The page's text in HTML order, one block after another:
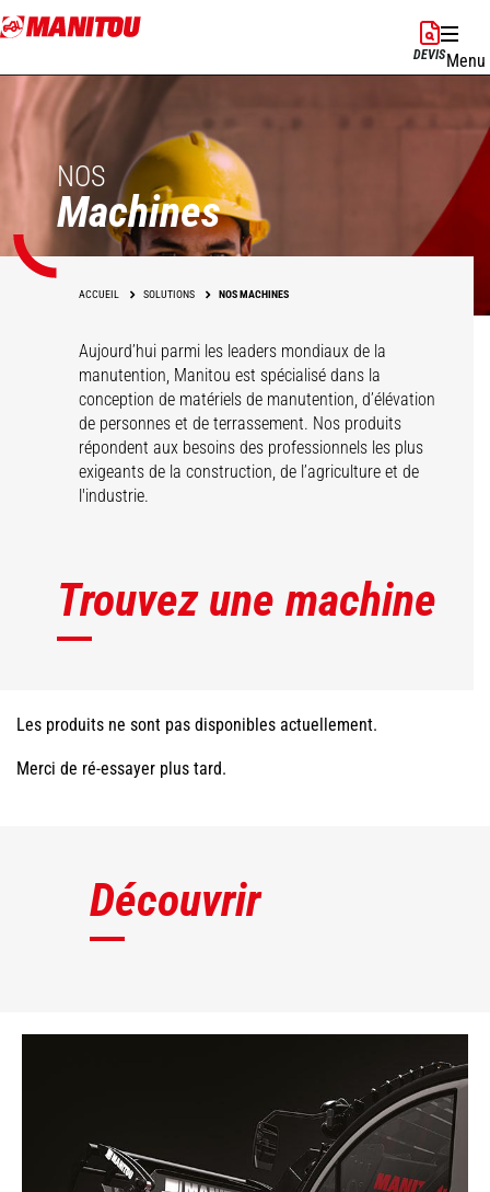
Aller
au
principal
DEVISMenu
NOS
Machines
ACCUEIL SOLUTIONS NOS MACHINES
Aujourd’hui parmi les leaders mondiaux de la
manutention, Manitou est spécialisé dans la
conception de matériels de manutention, d’élévation
de personnes et de terrassement. Nos produits
répondent aux besoins des professionnels les plus
exigeants de la construction, de l’agriculture et de
l'industrie.
Trouvez une machine
Les produits ne sont pas disponibles actuellement.
Merci de ré-essayer plus tard.
Découvrir